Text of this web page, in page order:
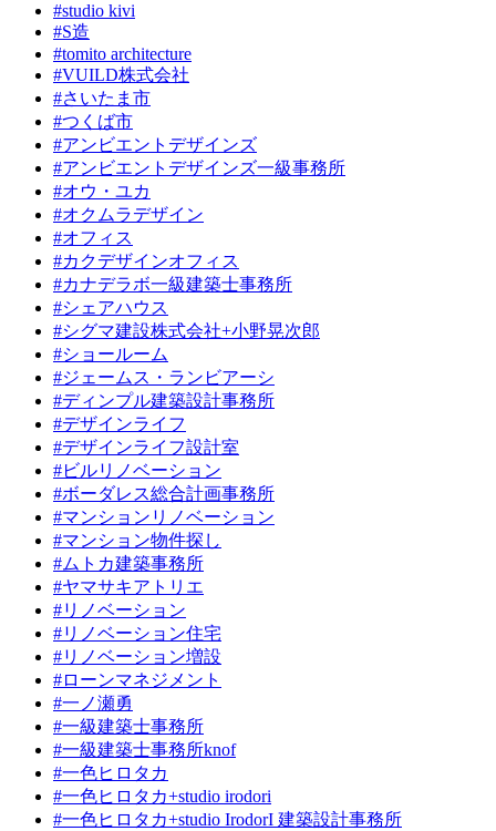
#studio kivi
#S造
#tomito architecture
#VUILD株式会社
#さいたま市
#つくば市
#アンビエントデザインズ
#アンビエントデザインズ一級事務所
#オウ・ユカ
#オクムラデザイン
#オフィス
#カクデザインオフィス
#カナデラボ一級建築士事務所
#シェアハウス
#シグマ建設株式会社+小野晃次郎
#ショールーム
#ジェームス・ランビアーシ
#ディンプル建築設計事務所
#デザインライフ
#デザインライフ設計室
#ビルリノベーション
#ボーダレス総合計画事務所
#マンションリノベーション
#マンション物件探し
#ムトカ建築事務所
#ヤマサキアトリエ
#リノベーション
#リノベーション住宅
#リノベーション増設
#ローンマネジメント
#一ノ瀬勇
#一級建築士事務所
#一級建築士事務所knof
#一色ヒロタカ
#一色ヒロタカ+studio irodori
#一色ヒロタカ+studio IrodorI 建築設計事務所